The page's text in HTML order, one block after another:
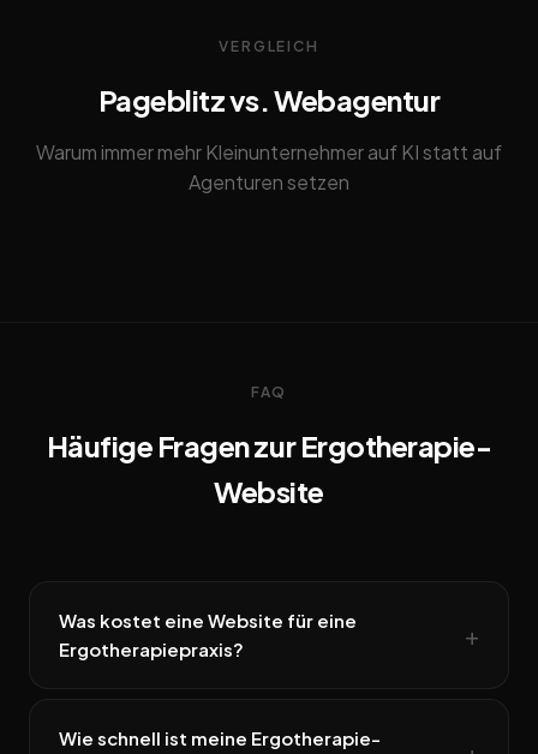
VERGLEICH
Pageblitz vs. Webagentur
Warum immer mehr Kleinunternehmer auf KI statt auf
Agenturen setzen
FAQ
Häufige Fragen zur Ergotherapie-
Website
Was kostet eine Website für eine
Ergotherapiepraxis?
Wie schnell ist meine Ergotherapie-